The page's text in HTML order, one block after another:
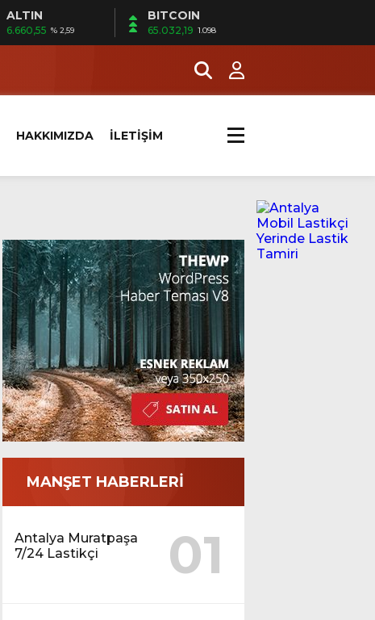
ALTIN
6.660,55 % 2,59
BITCOIN
65.032,19 1.098
HAKKIMIZDA İLETİŞİM
MANŞET HABERLERİ
Antalya Muratpaşa
7/24 Lastikçi
01